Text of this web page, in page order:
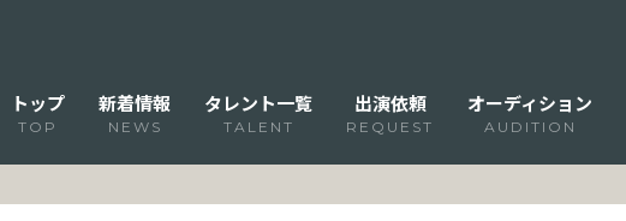
トップ
TOP
新着情報
NEWS
タレント一覧
TALENT
出演依頼
REQUEST
オーディション
AUDITION